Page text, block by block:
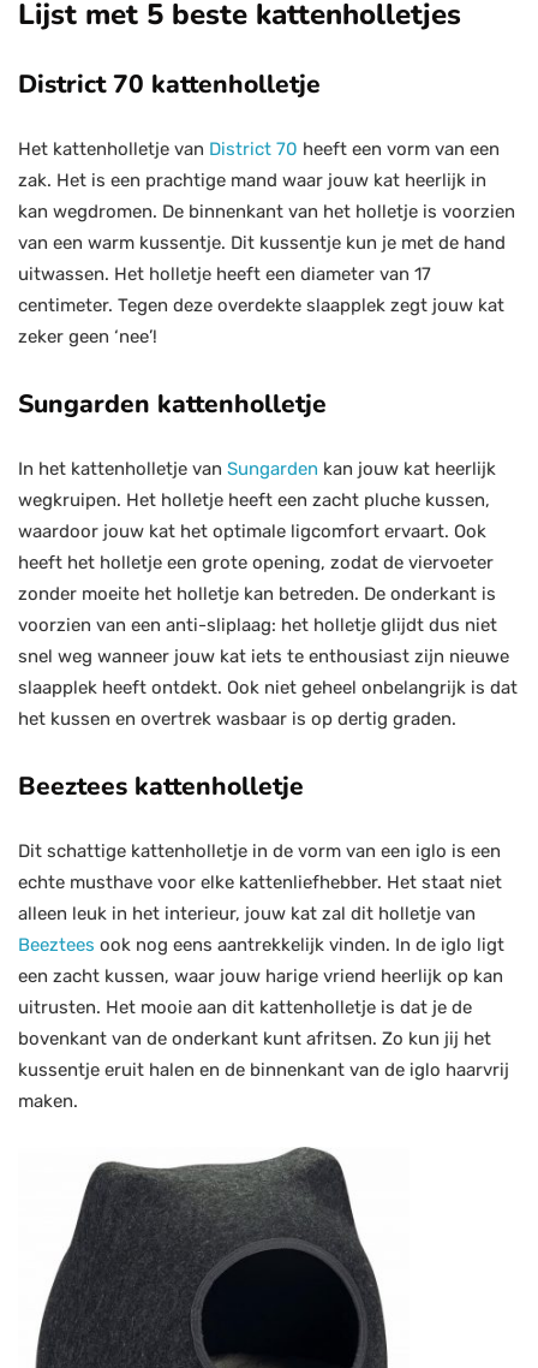
Lijst met 5 beste kattenholletjes
District 70 kattenholletje
Het kattenholletje van District 70 heeft een vorm van een
zak. Het is een prachtige mand waar jouw kat heerlijk in
kan wegdromen. De binnenkant van het holletje is voorzien
van een warm kussentje. Dit kussentje kun je met de hand
uitwassen. Het holletje heeft een diameter van 17
centimeter. Tegen deze overdekte slaapplek zegt jouw kat
zeker geen ‘nee’!
Sungarden kattenholletje
In het kattenholletje van Sungarden kan jouw kat heerlijk
wegkruipen. Het holletje heeft een zacht pluche kussen,
waardoor jouw kat het optimale ligcomfort ervaart. Ook
heeft het holletje een grote opening, zodat de viervoeter
zonder moeite het holletje kan betreden. De onderkant is
voorzien van een anti-sliplaag: het holletje glijdt dus niet
snel weg wanneer jouw kat iets te enthousiast zijn nieuwe
slaapplek heeft ontdekt. Ook niet geheel onbelangrijk is dat
het kussen en overtrek wasbaar is op dertig graden.
Beeztees kattenholletje
Dit schattige kattenholletje in de vorm van een iglo is een
echte musthave voor elke kattenliefhebber. Het staat niet
alleen leuk in het interieur, jouw kat zal dit holletje van
Beeztees ook nog eens aantrekkelijk vinden. In de iglo ligt
een zacht kussen, waar jouw harige vriend heerlijk op kan
uitrusten. Het mooie aan dit kattenholletje is dat je de
bovenkant van de onderkant kunt afritsen. Zo kun jij het
kussentje eruit halen en de binnenkant van de iglo haarvrij
maken.